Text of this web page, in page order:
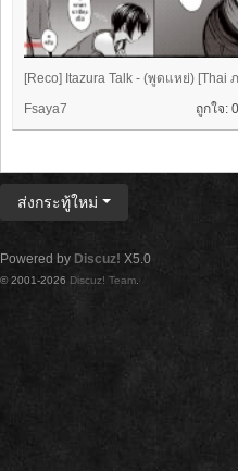
[Reco] Itazura Talk - (พูดแหย่) [Thai
ถูกใจ:
Fsaya7
ส่งกระทู้ใหม่
Powered by Discuz! X5.0
© 2001-2026 Discuz! Team